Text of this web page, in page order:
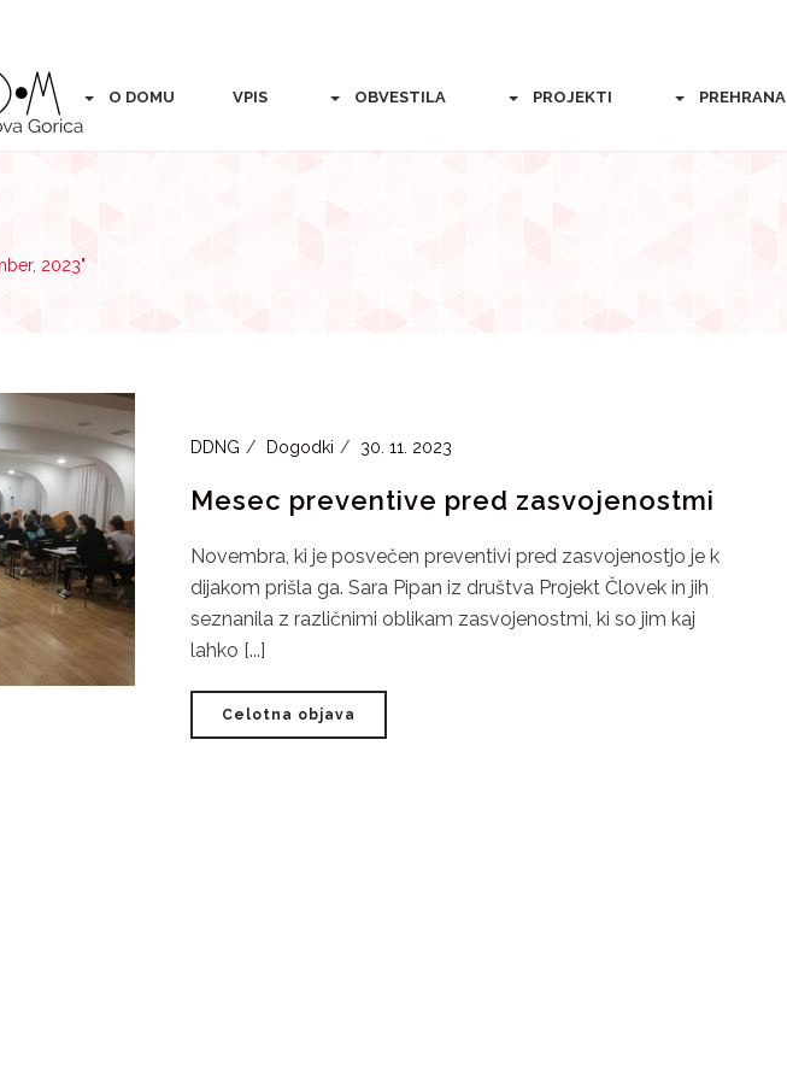
O DOMU VPIS OBVESTILA PROJEKTI PREHRANA
2023"
DDNG Dogodki 30. 11. 2023
Mesec preventive pred zasvojenostmi
Novembra, ki je posvečen preventivi pred zasvojenostjo je k
dijakom prišla ga. Sara Pipan iz društva Projekt Človek in jih
seznanila z različnimi oblikam zasvojenostmi, ki so jim kaj
lahko [...]
Celotna objava